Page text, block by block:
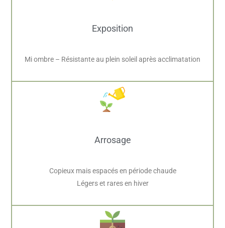
Exposition
Mi ombre – Résistante au plein soleil après acclimatation
Arrosage
Copieux mais espacés en période chaude
Légers et rares en hiver